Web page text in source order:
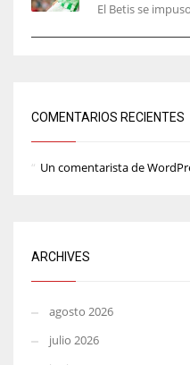
El Betis se
COMENTARIOS RECIENTES
Un comentarista de
ARCHIVES
agosto 2026
julio 2026